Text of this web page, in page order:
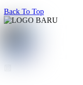
Back To Top